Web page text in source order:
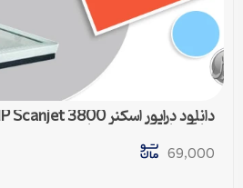
سازگار با تمام ویندوزها
69,000